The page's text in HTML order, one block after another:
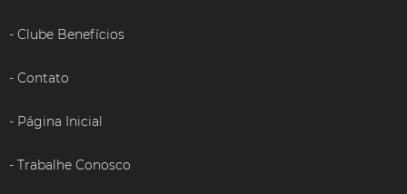
Clube Benefícios
Contato
Página Inicial
Trabalhe Conosco